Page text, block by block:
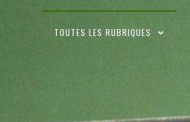
TOUTES LES RUBRIQUES